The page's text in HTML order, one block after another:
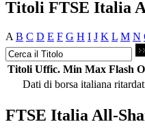
Titoli FTSE Italia
A B C D E F G H I J K L M N
Titoli Uffic. Min Max Flash
Dati di borsa italiana
FTSE Italia All-